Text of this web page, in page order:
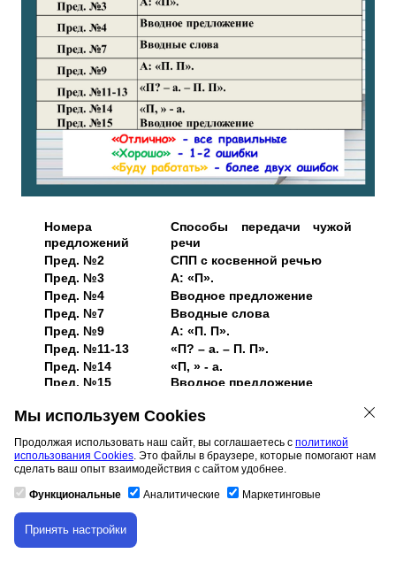
Номера
предложений
Способы передачи чужой
речи
Пред. №2
СПП с косвенной речью
Пред. №3
А: «П».
Пред. №4
Вводное предложение
Пред. №7
Вводные слова
Пред. №9
А: «П. П».
Пред. №11-13
«П? – а. – П. П».
Пред. №14
Пред. №15
«П, » - а.
Вводное предложение
«Хорошо» - 1-2 ошибки
Скачивание материала доступно только для
авторизованных пользователей.
Мы используем Cookies
Продолжая использовать наш сайт, вы соглашаетесь с политикой
использования Cookies. Это файлы в браузере, которые помогают нам
сделать ваш опыт взаимодействия с сайтом удобнее.
Функциональные Аналитические Маркетинговые
Принять настройки